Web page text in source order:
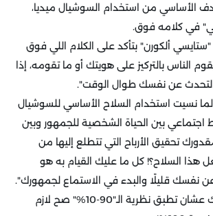
الأساسي من استخدام السوشيال ميديا،
في كلامه فوق.
"ستايسي ألكورن" بتأكد على الكلام اللي فوق
الناس بالتركيز على هويتك أو ما تقومه، إذا
عن نفسك طوال الوقت".
نسيت استخدام السلاح الأساسي للسوشيال
اجتماعي بين الحياة الشخصية للجمهور وبين
تحقيق الأرباح التي تتطلع إليها من
هذا السلاح؟! كل ما عليك القيام به هو
نفسك قليلًا والبدء في الاستماع لجمهورك".
"ستايسي" بتقول إنك عشان تطبق نظرية الـ"90-10%" صح لازم